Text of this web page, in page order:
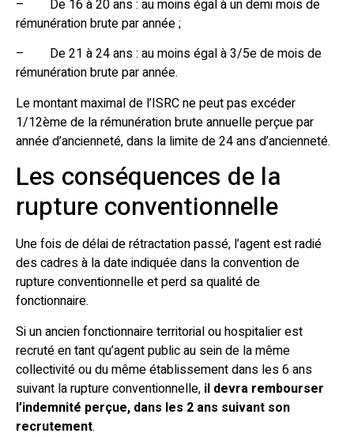
– De 16 à 20 ans : au moins égal à un demi mois de
rémunération brute par année ;
– De 21 à 24 ans : au moins égal à 3/5e de mois de
rémunération brute par année.
Le montant maximal de l’ISRC ne peut pas excéder
1/12ème de la rémunération brute annuelle perçue par
année d’ancienneté, dans la limite de 24 ans d’ancienneté.
Les conséquences de la
rupture conventionnelle
Une fois de délai de rétractation passé, l’agent est radié
des cadres à la date indiquée dans la convention de
rupture conventionnelle et perd sa qualité de
fonctionnaire.
Si un ancien fonctionnaire territorial ou hospitalier est
recruté en tant qu’agent public au sein de la même
collectivité ou du même établissement dans les 6 ans
suivant la rupture conventionnelle, il devra rembourser
l’indemnité perçue, dans les 2 ans suivant son
recrutement.